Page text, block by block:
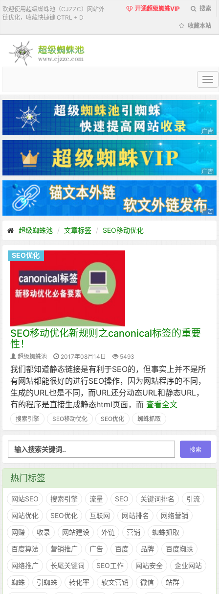
欢迎使用超级蜘蛛池（CJZZC）网站外
链优化，收藏快捷键 CTRL + D
开通超级蜘蛛VIP 搜索
收藏本站
超
蜘
蛛
池
超级蜘蛛池 文章标签 SEO移动优化
SEO优化
SEO移动优化新规则之canonical标签的重要
性！
超级蜘蛛池 2017年08月14日 5493
我们都知道静态链接是有利于SEO的，但事实上并不是所
有网站都能很好的进行SEO操作，因为网站程序的不同，
生成的URL也是不同，而URL还分动态URL和静态URL，
有的程序是直接生成静态html页面，而 查看全文
搜索引擎 SEO移动优化 SEO优化 蜘蛛抓取
热门标签
网站SEO 搜索引擎 流量 SEO 关键词排名
引流
网站优化
SEO优化 互联网 网站排名
网络营销
网赚
收录 网站建设 外链 营销
蜘蛛抓取
百度算法
营销推广 广告 百度 品牌
百度蜘蛛
网络推广
长尾关键词 SEO工作 网站安全
企业网站
蜘蛛
引蜘蛛 转化率 软文营销 微信
站群